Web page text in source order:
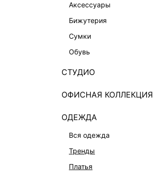
аксессуары
бижутерия
сумки
обувь
СТУДИО
ОФИСНАЯ КОЛЛЕКЦИЯ
ОДЕЖДА
вся одежда
тренды
платья